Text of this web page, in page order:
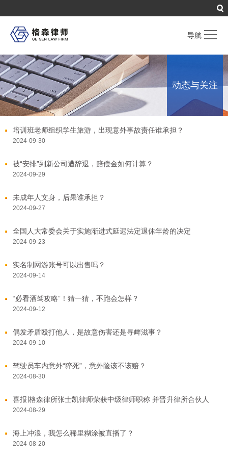
导航
首页 Home
关于格森 About
业务领域 Service
格森力量 Professionals
工作机会 Careers
动态与关注
培训班老师组织学生旅游，出现意外事故责任谁承担？
2024-09-30
被“安排”到新公司遭辞退，赔偿金如何计算？
2024-09-29
未成年人文身，后果谁承担？
2024-09-27
全国人大常委会关于实施渐进式延迟法定退休年龄的决定
2024-09-23
实名制网游账号可以出售吗？
2024-09-14
“必看酒驾攻略”！猜一猜，不跑会怎样？
2024-09-12
偶发矛盾殴打他人，是故意伤害还是寻衅滋事？
2024-09-10
驾驶员车内意外“猝死”，意外险该不该赔？
2024-08-30
喜报∣格森律所张士凯律师荣获中级律师职称 并晋升律所合伙人
2024-08-29
海上冲浪，我怎么稀里糊涂被直播了？
2024-08-20